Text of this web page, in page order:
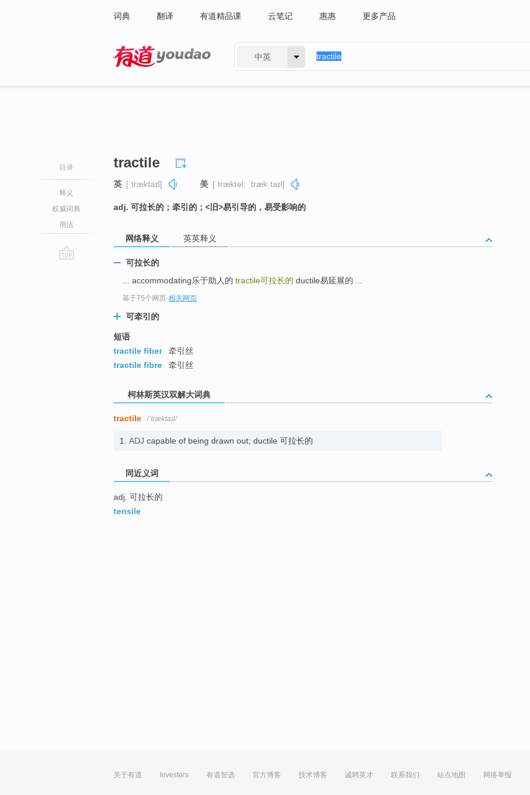
词典 翻译 有道精品课 云笔记 惠惠 更多产品
中英
目录
释义
权威词典
用法
tractile
英 [ˈtræktaɪl] 美 [ˈtræktəl; ˈtrækˌtaɪl]
adj. 可拉长的；牵引的；<旧>易引导的，易受影响的
网络释义 英英释义
可拉长的
... accommodating乐于助人的 tractile可拉长的 ductile易延展的 ...
基于75个网页-相关网页
可牵引的
短语
tractile fiber
牵引丝
tractile fibre
牵引丝
柯林斯英汉双解大词典
tractile /ˈtræktaɪl/
1. ADJ capable of being drawn out; ductile 可拉长的
同近义词
adj. 可拉长的
tensile
关于有道 Investors 有道智选 官方博客 技术博客 诚聘英才 联系我们 站点地图 网络举报